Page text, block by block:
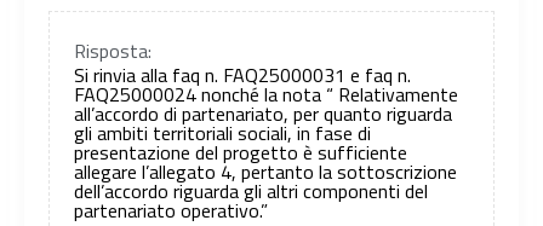
Risposta:
Si rinvia alla faq n. FAQ25000031 e faq n.
FAQ25000024 nonché la nota “ Relativamente
all’accordo di partenariato, per quanto riguarda
gli ambiti territoriali sociali, in fase di
presentazione del progetto è sufficiente
allegare l’allegato 4, pertanto la sottoscrizione
dell’accordo riguarda gli altri componenti del
partenariato operativo.”